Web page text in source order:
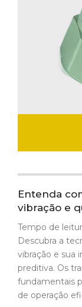
Entenda
vibração e
Tempo de
Descubra a
vibração e sua
preditiva. Os
fundamentais
de operação